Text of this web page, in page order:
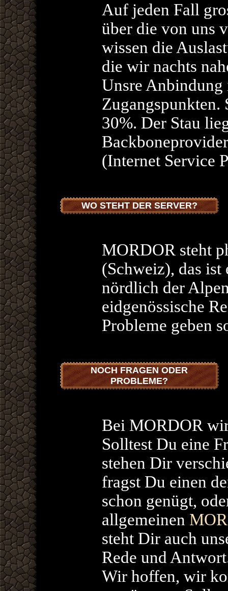
Auf jeden Fall
über die von uns
wissen die
die wir nachts
Unsre Anbindung
Zugangspunkten.
30%. Der Stau
(Internet Service
WO STEHT DER SERVER?
MORDOR steht
(Schweiz), das ist
nördlich der
eidgenössische
Probleme geben
NOCH FRAGEN ODER
PROBLEME?
Bei MORDOR
Solltest Du eine
stehen Dir
fragst Du einen
schon genügt,
allgemeinen
steht Dir auch
Rede und
Wir hoffen, wir